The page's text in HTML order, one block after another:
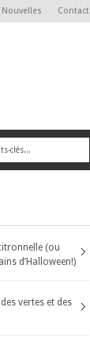
Nouvelles Contact
(ou
d’Halloween!)
vertes et des